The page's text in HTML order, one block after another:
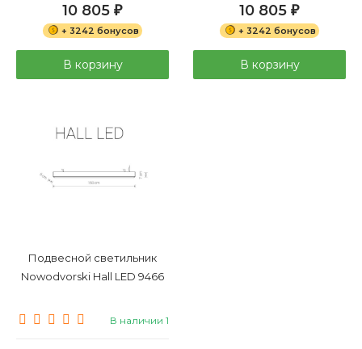
10 805 ₽
+ 3242 бонусов
В корзину
10 805 ₽
+ 3242 бонусов
В корзину
Подвесной светильник
Nowodvorski Hall LED 9466
В наличии 1